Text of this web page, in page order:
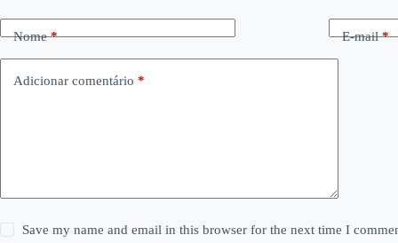
Nome* E-mail*
Adicionar comentário *
Save my name and email in this browser for the next time I